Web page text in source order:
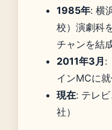
1985年: 横
校）演劇科
チャンを結
2011年3月 :
インMCに就
現在: テレ
社）